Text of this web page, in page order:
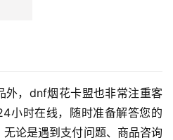
外，dnf烟花卡盟也非常注重客
小时在线，随时准备解答您的
论是遇到支付问题、商品咨询